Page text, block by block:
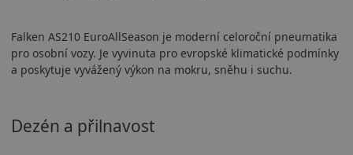
Falken AS210 EuroAllSeason je moderní celoroční pneumatika
pro osobní vozy. Je vyvinuta pro evropské klimatické podmínky
a poskytuje vyvážený výkon na mokru, sněhu i suchu.
Dezén a přilnavost